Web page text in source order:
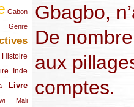
Gabon
Genre
Histoire
Inde
Livre
Mali
Gbagbo,
De
aux
comptes.